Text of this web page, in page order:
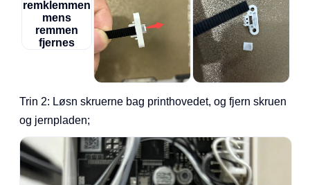
Trin 2: Løsn skruerne bag printhovedet, og fjern skruen
og jernpladen;